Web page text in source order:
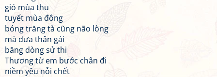
gió mùa thu
tuyết mùa đông
bóng trăng tà cũng não lòng
mà đưa thân gái
băng dòng sử thi
Thương từ em bước chân đi
niềm yêu nỗi chết